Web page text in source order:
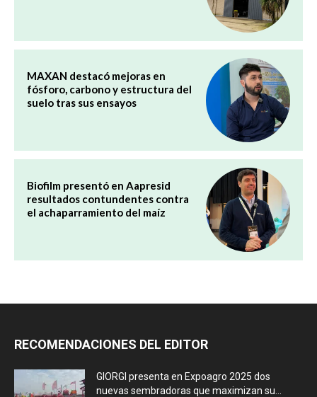
MAXAN destacó mejoras en
fósforo, carbono y estructura del
suelo tras sus ensayos
Biofilm presentó en Aapresid
resultados contundentes contra
el achaparramiento del maíz
RECOMENDACIONES DEL EDITOR
GIORGI presenta en Expoagro 2025 dos
nuevas sembradoras que maximizan su...